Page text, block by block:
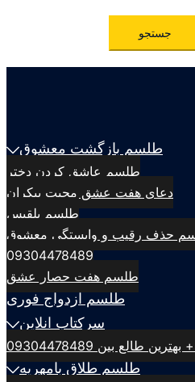
طلسم بازگشت معشوق
طلسم عاشق کردن دختر
دعای هفت عشق محبت بیکران
طلسم بلقيس
حذف رقیب و وابستگی معشوق
09304478489
طلسم هفت حصار عشق
طلسم ازدواج فوری
سرکتاب انلاین
طالع بین 09304478489
طلسم طلاق بامهریه